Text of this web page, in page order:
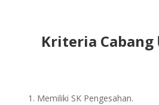
Kriteria Cabang
Memiliki SK Pengesahan.